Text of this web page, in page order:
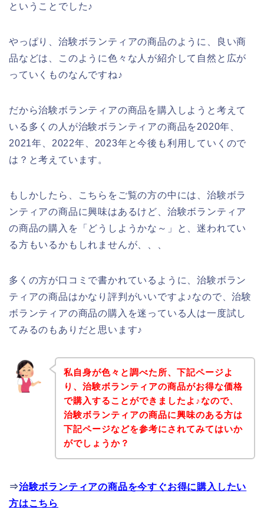
ということでした♪
やっぱり、治験ボランティアの商品のように、良い商
品などは、このように色々な人が紹介して自然と広が
っていくものなんですね♪
だから治験ボランティアの商品を購入しようと考えて
いる多くの人が治験ボランティアの商品を2020年、
2021年、2022年、2023年と今後も利用していくので
は？と考えています。
もしかしたら、こちらをご覧の方の中には、治験ボラ
ンティアの商品に興味はあるけど、治験ボランティア
の商品の購入を「どうしようかな～」と、迷われてい
る方もいるかもしれませんが、、、
多くの方が口コミで書かれているように、治験ボラン
ティアの商品はかなり評判がいいですよ♪なので、治験
ボランティアの商品の購入を迷っている人は一度試し
てみるのもありだと思います♪
私自身が色々と調べた所、下記ページよ
り、治験ボランティアの商品がお得な価格
で購入することができましたよ♪なので、
治験ボランティアの商品に興味のある方は
下記ページなどを参考にされてみてはいか
がでしょうか？
⇒治験ボランティアの商品を今すぐお得に購入したい
方はこちら